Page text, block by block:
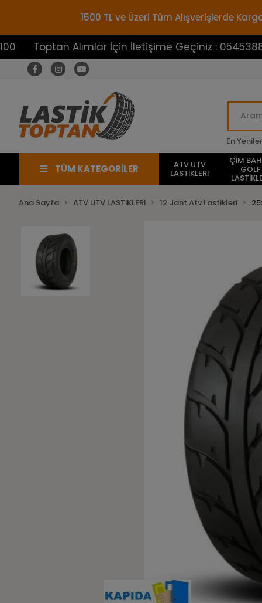
1500 TL ve Üzeri Tüm Alışverişlerde
Alımlar İçin İletişime Geçiniz : 05453883100
En Yeniler
TÜM KATEGORİLER ATV UTV
LASTİKLERİ
ÇİM
GOLF
Ana Sayfa ATV UTV LASTİKLERİ 12 Jant Atv Lastikleri